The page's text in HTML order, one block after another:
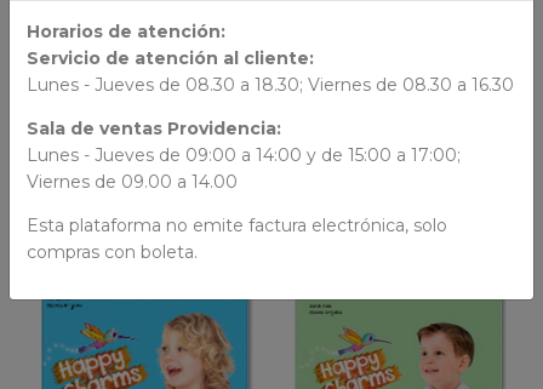
AÑADIR AL CARRO
Liu and Liam
Liu And Liam nivel 1
$ 39.999
Happy Charms
$ 14.000
VER DETALLES VER DETALLES
Horarios de atención:
Servicio de atención al cliente:
Lunes - Jueves de 08.30 a 18.30; Viernes de 08.30 a 16.30
Sala de ventas Providencia:
Lunes - Jueves de 09:00 a 14:00 y de 15:00 a 17:00;
Viernes de 09.00 a 14.00
Esta plataforma no emite factura electrónica, solo
compras con boleta.